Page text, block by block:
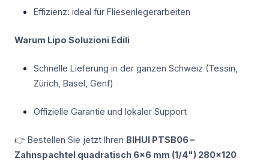
Effizienz: ideal für Fliesenlegerarbeiten
Warum Lipo Soluzioni Edili
Schnelle Lieferung in der ganzen Schweiz (Tessin,
Zürich, Basel, Genf)
Offizielle Garantie und lokaler Support
👉 Bestellen Sie jetzt Ihren BIHUI PTSB06 –
Zahnspachtel quadratisch 6×6 mm (1/4") 280×120